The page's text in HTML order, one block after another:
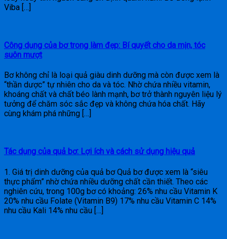
Viba […]
Công dụng của bơ trong làm đẹp: Bí quyết cho da mịn, tóc
suôn mượt
Bơ không chỉ là loại quả giàu dinh dưỡng mà còn được xem là
“thần dược” tự nhiên cho da và tóc. Nhờ chứa nhiều vitamin,
khoáng chất và chất béo lành mạnh, bơ trở thành nguyên liệu lý
tưởng để chăm sóc sắc đẹp và không chứa hóa chất. Hãy
cùng khám phá những […]
Tác dụng của quả bơ: Lợi ích và cách sử dụng hiệu quả
1. Giá trị dinh dưỡng của quả bơ Quả bơ được xem là “siêu
thực phẩm” nhờ chứa nhiều dưỡng chất cần thiết. Theo các
nghiên cứu, trong 100g bơ có khoảng: 26% nhu cầu Vitamin K
20% nhu cầu Folate (Vitamin B9) 17% nhu cầu Vitamin C 14%
nhu cầu Kali 14% nhu cầu […]